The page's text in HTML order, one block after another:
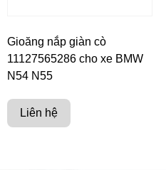
Gioăng nắp giàn cò
11127565286 cho xe BMW
N54 N55
Liên hệ